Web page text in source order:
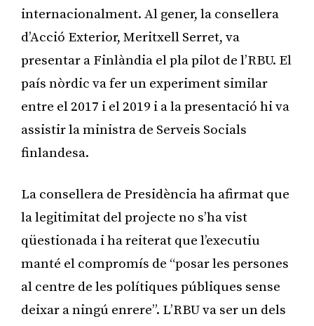
internacionalment. Al gener, la consellera
d’Acció Exterior, Meritxell Serret, va
presentar a Finlàndia el pla pilot de l’RBU. El
país nòrdic va fer un experiment similar
entre el 2017 i el 2019 i a la presentació hi va
assistir la ministra de Serveis Socials
finlandesa.
La consellera de Presidència ha afirmat que
la legitimitat del projecte no s’ha vist
qüestionada i ha reiterat que l’executiu
manté el compromís de “posar les persones
al centre de les polítiques públiques sense
deixar a ningú enrere”. L’RBU va ser un dels